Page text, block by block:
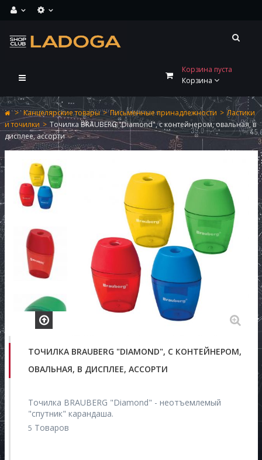
Переключить
Корзина пуста
Корзина
> Канцелярские товары > Письменные принадлежности > Ластики
и точилки > Точилка BRAUBERG "Diamond", с контейнером, овальная, в
дисплее, ассорти
ТОЧИЛКА BRAUBERG "DIAMOND", С КОНТЕЙНЕРОМ,
ОВАЛЬНАЯ, В ДИСПЛЕЕ, АССОРТИ
Точилка BRAUBERG "Diamond" - неотъемлемый
"спутник" карандаша.
5 Товаров